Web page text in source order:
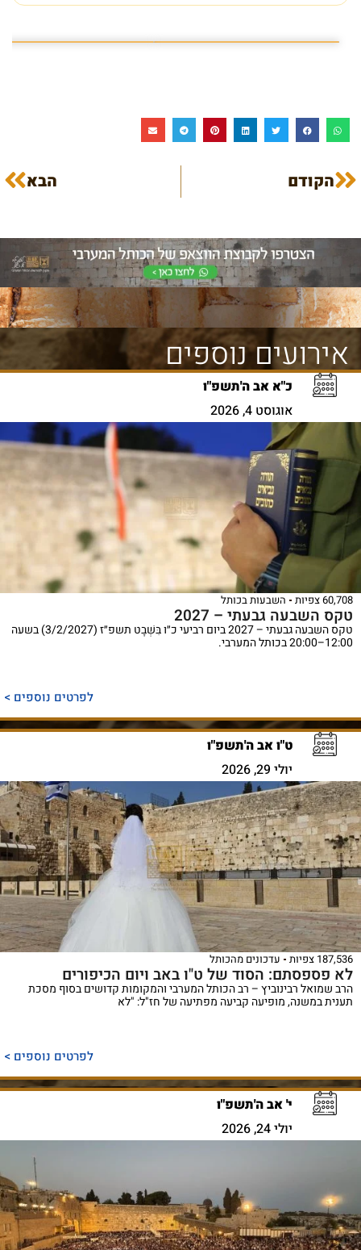
הקודם הבא
אירועים נוספים
כ"א אב ה'תשפ"ו
אוגוסט 4, 2026
60,708 צפיות השבעות בכותל
טקס השבעה גבעתי – 2027
טקס השבעה גבעתי – 2027 ביום רביעי כ״ו בִּשְׁבָט תשפ״ז (3/2/2027) בשעה
12:00–20:00 בכותל המערבי.
לפרטים נוספים >
ט"ו אב ה'תשפ"ו
יולי 29, 2026
187,536 צפיות עדכונים מהכותל
לא פספסתם: הסוד של ט"ו באב ויום הכיפורים
הרב שמואל רבינוביץ – רב הכותל המערבי והמקומות קדושים בסוף מסכת
תענית במשנה, מופיעה קביעה מפתיעה של חז"ל: "לא
לפרטים נוספים >
י' אב ה'תשפ"ו
יולי 24, 2026